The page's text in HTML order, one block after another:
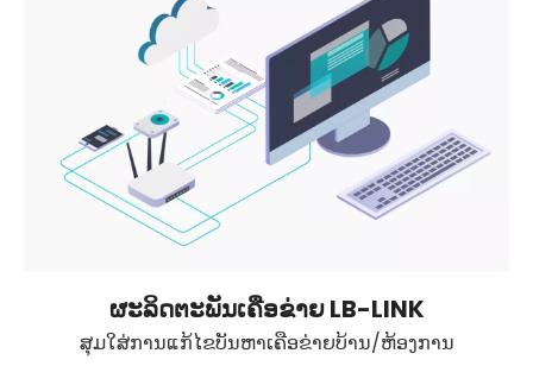
ຜະລິດຕະພັນເຄືອຂ່າຍ LB-LINK
ສຸມໃສ່ການແກ້ໄຂບັນຫາເຄືອຂ່າຍບ້ານ/ຫ້ອງການ